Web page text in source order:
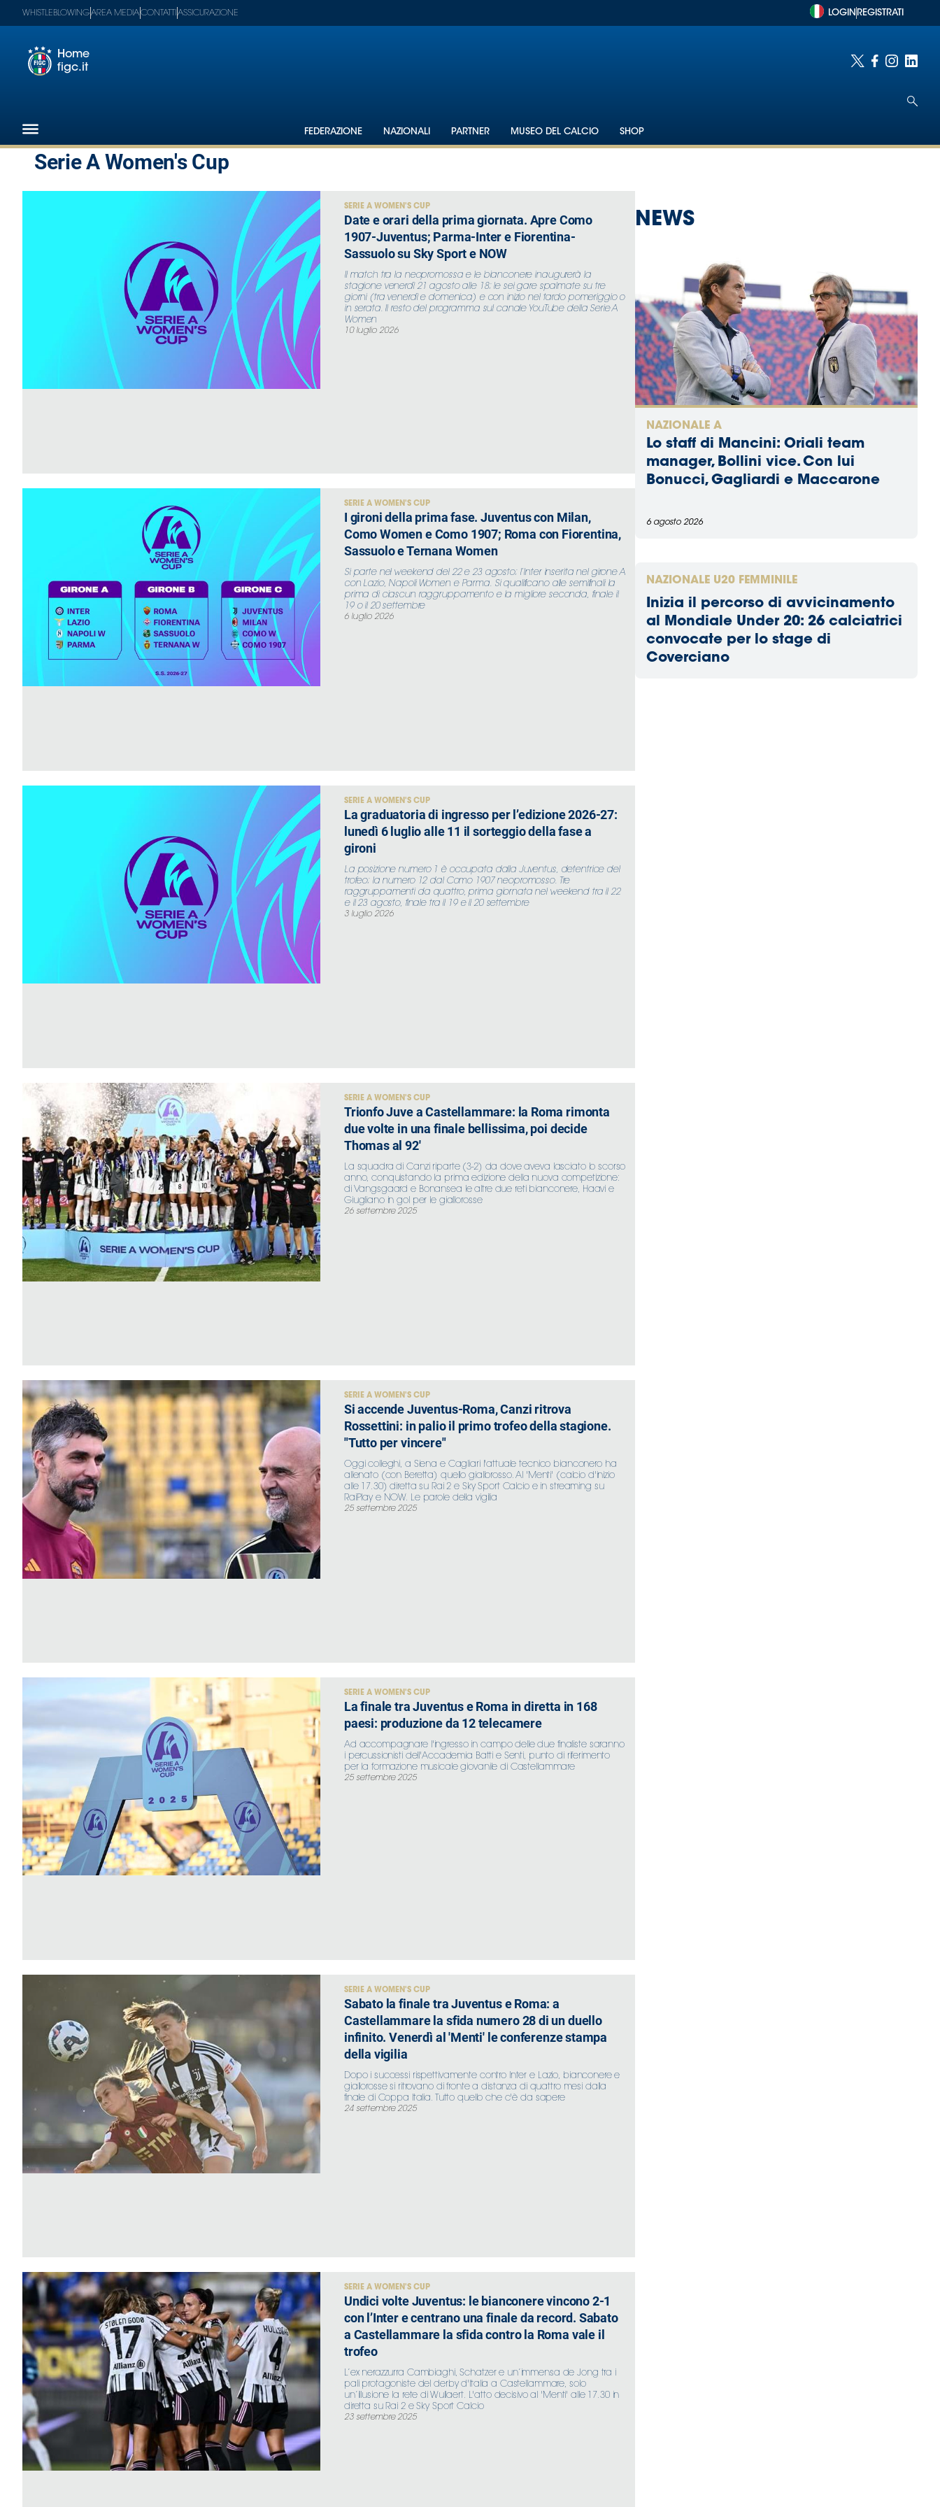
Federazione
Nazionali
Cerca
Whistleblowing
WHISTLEBLOWINGAREA MEDIACONTATTI ASSICURAZIONE LOGIN REGISTRATI
Home
figc.it
FEDERAZIONE NAZIONALI PARTNER MUSEO DEL CALCIO SHOP
Serie A Women's Cup
SERIE A WOMEN'S CUP
Date e orari della prima giornata. Apre Como
1907-Juventus; Parma-Inter e Fiorentina-
Sassuolo su Sky Sport e NOW
Il match tra la neopromossa e le bianconere inaugurerà la
stagione venerdì 21 agosto alle 18; le sei gare spalmate su tre
giorni (tra venerdì e domenica) e con inizio nel tardo pomeriggio o
in serata. Il resto del programma sul canale YouTube della Serie A
Women
10 luglio 2026
SERIE A WOMEN'S CUP
I gironi della prima fase. Juventus con Milan,
Como Women e Como 1907; Roma con Fiorentina,
Sassuolo e Ternana Women
Si parte nel weekend del 22 e 23 agosto; l’Inter inserita nel girone A
con Lazio, Napoli Women e Parma. Si qualificano alle semifinali la
prima di ciascun raggruppamento e la migliore seconda, finale il
19 o il 20 settembre
6 luglio 2026
SERIE A WOMEN'S CUP
La graduatoria di ingresso per l’edizione 2026-27:
lunedì 6 luglio alle 11 il sorteggio della fase a
gironi
La posizione numero 1 è occupata dalla Juventus, detentrice del
trofeo; la numero 12 dal Como 1907 neopromosso. Tre
raggruppamenti da quattro, prima giornata nel weekend tra il 22
e il 23 agosto, finale tra il 19 e il 20 settembre
3 luglio 2026
SERIE A WOMEN'S CUP
Trionfo Juve a Castellammare: la Roma rimonta
due volte in una finale bellissima, poi decide
Thomas al 92'
La squadra di Canzi riparte (3-2) da dove aveva lasciato lo scorso
anno, conquistando la prima edizione della nuova competizione:
di Vangsgaard e Bonansea le altre due reti bianconere, Haavi e
Giugliano in gol per le giallorosse
26 settembre 2025
SERIE A WOMEN'S CUP
Si accende Juventus-Roma, Canzi ritrova
Rossettini: in palio il primo trofeo della stagione.
"Tutto per vincere"
Oggi colleghi, a Siena e Cagliari l'attuale tecnico bianconero ha
allenato (con Beretta) quello giallorosso. Al 'Menti' (calcio d'inizio
alle 17.30) diretta su Rai 2 e Sky Sport Calcio e in streaming su
RaiPlay e NOW. Le parole della vigilia
25 settembre 2025
SERIE A WOMEN'S CUP
La finale tra Juventus e Roma in diretta in 168
paesi: produzione da 12 telecamere
Ad accompagnare l'ingresso in campo delle due finaliste saranno
i percussionisti dell'Accademia Batti e Senti, punto di riferimento
per la formazione musicale giovanile di Castellammare
25 settembre 2025
SERIE A WOMEN'S CUP
Sabato la finale tra Juventus e Roma: a
Castellammare la sfida numero 28 di un duello
infinito. Venerdì al 'Menti' le conferenze stampa
della vigilia
Dopo i successi rispettivamente contro Inter e Lazio, bianconere e
giallorosse si ritrovano di fronte a distanza di quattro mesi dalla
finale di Coppa Italia. Tutto quello che c'è da sapere
24 settembre 2025
SERIE A WOMEN'S CUP
Undici volte Juventus: le bianconere vincono 2-1
con l’Inter e centrano una finale da record. Sabato
a Castellammare la sfida contro la Roma vale il
trofeo
L’ex nerazzurra Cambiaghi, Schatzer e un’immensa de Jong tra i
pali protagoniste del derby d'Italia a Castellammare, solo
un’illusione la rete di Wullaert. L'atto decisivo al 'Menti' alle 17.30 in
diretta su Rai 2 e Sky Sport Calcio
23 settembre 2025
NEWS
NAZIONALE A
Lo staff di Mancini: Oriali team
manager, Bollini vice. Con lui
Bonucci, Gagliardi e Maccarone
6 agosto 2026
NAZIONALE U20 FEMMINILE
Inizia il percorso di avvicinamento
al Mondiale Under 20: 26 calciatrici
convocate per lo stage di
Coverciano